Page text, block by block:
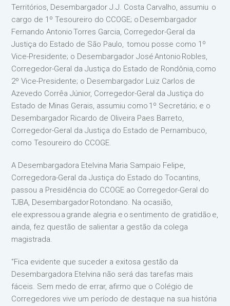
Territórios, Desembargador J.J. Costa Carvalho, assumiu o
cargo de 1º Tesoureiro do CCOGE; o Desembargador
Fernando Antonio Torres Garcia, Corregedor-Geral da
Justiça do Estado de São Paulo, tomou posse como 1º
Vice-Presidente; o Desembargador José Antonio Robles,
Corregedor-Geral da Justiça do Estado de Rondônia, como
2º Vice-Presidente; o Desembargador Luiz Carlos de
Azevedo Corrêa Júnior, Corregedor-Geral da Justiça do
Estado de Minas Gerais, assumiu como 1º Secretário; e o
Desembargador Ricardo de Oliveira Paes Barreto,
Corregedor-Geral da Justiça do Estado de Pernambuco,
como Tesoureiro do CCOGE.
A Desembargadora Etelvina Maria Sampaio Felipe,
Corregedora-Geral da Justiça do Estado do Tocantins,
passou a Presidência do CCOGE ao Corregedor-Geral do
TJBA, Desembargador Rotondano. Na ocasião,
ele expressou a grande alegria e o sentimento de gratidão e,
ainda, fez questão de salientar a gestão da colega
magistrada.
‘’Fica evidente que suceder a exitosa gestão da
Desembargadora Etelvina não será das tarefas mais
fáceis. Sem medo de errar, afirmo que o Colégio de
Corregedores vive um período de destaque na sua história